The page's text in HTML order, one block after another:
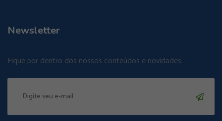
Newsletter
Fique por dentro dos nossos conteúdos e novidades.